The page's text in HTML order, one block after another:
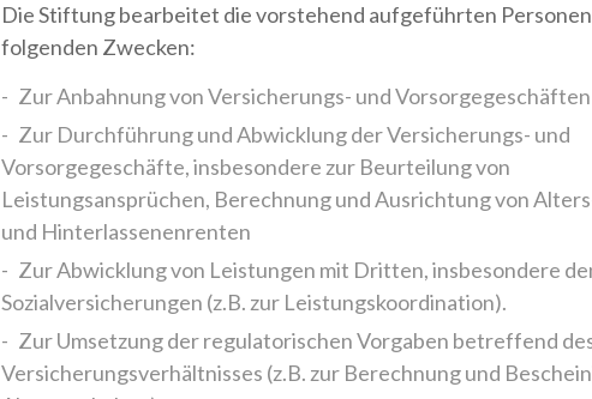
Die Stiftung bearbeitet die vorstehend aufgeführten
folgenden Zwecken:
Zur Anbahnung von Versicherungs- und Vorsorgegeschäften
Zur Durchführung und Abwicklung der Versicherungs- und
Vorsorgegeschäfte, insbesondere zur Beurteilung von
Leistungsansprüchen, Berechnung und Ausrichtung von
und Hinterlassenenrenten
Zur Abwicklung von Leistungen mit Dritten, insbesondere
Sozialversicherungen (z.B. zur Leistungskoordination).
Zur Umsetzung der regulatorischen Vorgaben betreffend
Versicherungsverhältnisses (z.B. zur Berechnung und